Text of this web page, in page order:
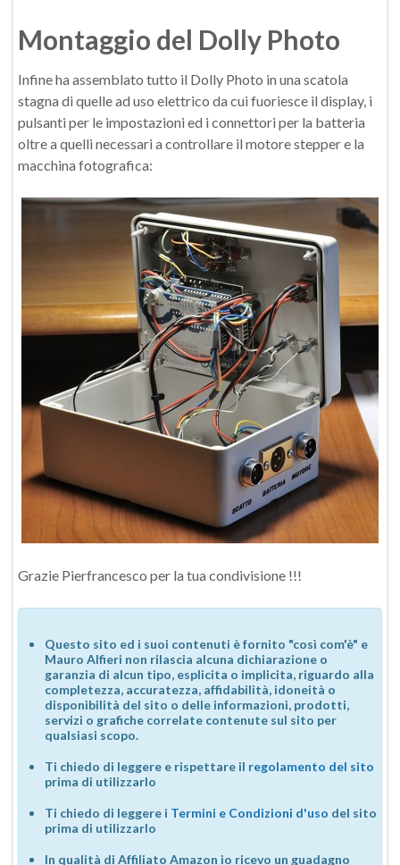
Montaggio del Dolly Photo
Infine ha assemblato tutto il Dolly Photo in una scatola
stagna di quelle ad uso elettrico da cui fuoriesce il display, i
pulsanti per le impostazioni ed i connettori per la batteria
oltre a quelli necessari a controllare il motore stepper e la
macchina fotografica:
Grazie Pierfrancesco per la tua condivisione !!!
Questo sito ed i suoi contenuti è fornito "così com'è" e
Mauro Alfieri non rilascia alcuna dichiarazione o
garanzia di alcun tipo, esplicita o implicita, riguardo alla
completezza, accuratezza, affidabilità, idoneità o
disponibilità del sito o delle informazioni, prodotti,
servizi o grafiche correlate contenute sul sito per
qualsiasi scopo.
Ti chiedo di leggere e rispettare il regolamento del sito
prima di utilizzarlo
Ti chiedo di leggere i Termini e Condizioni d'uso del sito
prima di utilizzarlo
In qualità di Affiliato Amazon io ricevo un guadagno